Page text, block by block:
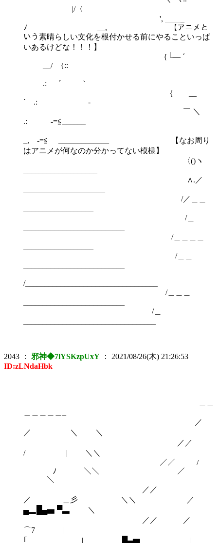
|/〈
', ＿＿_
ﾉ ＿, 【アニメと
いう素晴らしい文化を根付かせる前にやることいっぱ
いあるけどな！！！】
{└― ´
__/ {::
.: ´ ｀
{ __
´ .: -
￣ ＼
.: -=≦______
_, -=≦ _____________ 【なお周り
はアニメが何なのか分かってない模様】
〈()ヽ
∧.／
/／＿＿
/＿
/＿＿＿＿
/＿＿
/__________________________________
/＿＿＿
/＿
2043 ： 邪神◆7lYSKzpUxY ： 2021/08/26(木) 21:26:53
ID:zLNdaHbk
／
／ ＼ ＼
／／
/ | ＼＼
／／ /
ﾉ ＼＼ ／￣￣￣
￣￣￣＼
／／
／ ＿彡 ＼＼ ／
▄▂█▄▅ ▀▃ ＼
／／ ／
⌒7 |
｢ | █▄▆ |